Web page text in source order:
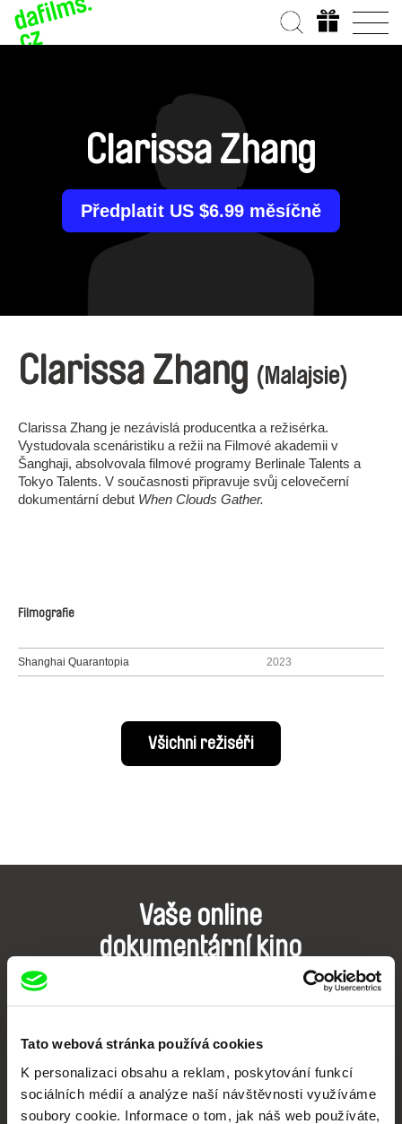
Tato webová stránka používá cookies
K personalizaci obsahu a reklam, poskytování funkcí
sociálních médií a analýze naší návštěvnosti využíváme
soubory cookie. Informace o tom, jak náš web používáte,
Clarissa Zhang
Předplatit US $6.99 měsíčně
Clarissa Zhang (Malajsie)
Clarissa Zhang je nezávislá producentka a režisérka.
Vystudovala scenáristiku a režii na Filmové akademii v
Šanghaji, absolvovala filmové programy Berlinale Talents a
Tokyo Talents. V současnosti připravuje svůj celovečerní
dokumentární debut When Clouds Gather.
Filmografie
Shanghai Quarantopia 2023
Všichni režiséři
Vaše online
dokumentární kino
každý týden
Portál DAFilms.cz je výsledkem tvůrčí spolupráce 7 klíčových evropských
festivalů dokumentárního filmu sdružených do Doc Alliance. Naším cílem je
posouvat hranice dokumentárního filmu, propagovat jeho rozmanitost a
podporovat kvalitní autorské filmy.